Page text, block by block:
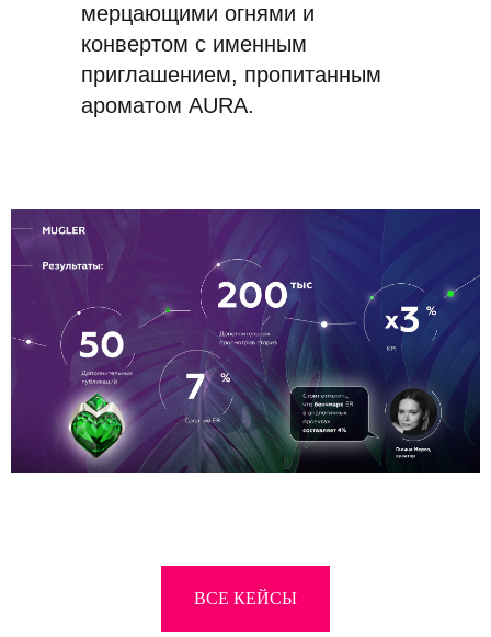
мерцающими огнями и
конвертом с именным
приглашением, пропитанным
ароматом AURA.
ВСЕ КЕЙСЫ